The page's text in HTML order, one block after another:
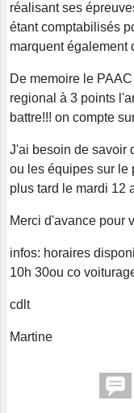
réalisant ses
étant comptabilisés
marquent également
De memoire le
regional à 3 points
battre!!! on compte
J'ai besoin de savoir
ou les équipes sur le
plus tard le mardi 12
Merci d'avance pour
infos: horaires
10h 30ou co
cdlt
Martine